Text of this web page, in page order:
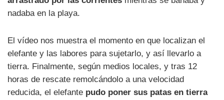
nadaba en la playa.
El vídeo nos muestra el momento en que localizan el
elefante y las labores para sujetarlo, y así llevarlo a
tierra. Finalmente, según medios locales, y tras 12
horas de rescate remolcándolo a una velocidad
reducida, el elefante pudo poner sus patas en tierra